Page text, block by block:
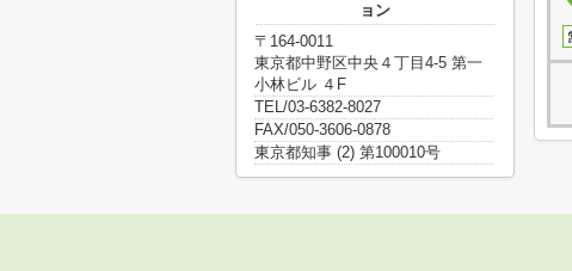
ョン
〒164-0011
東京都中野区中央４丁目4-5 第一
小林ビル ４F
TEL/03-6382-8027
FAX/050-3606-0878
東京都知事 (2) 第100010号